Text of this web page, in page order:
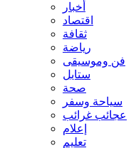
أخبار
اقتصاد
ثقافة
رياضة
فن وموسيقى
ستايل
صحة
سياحة وسفر
عجائب غرائب
إعلام
تعليم